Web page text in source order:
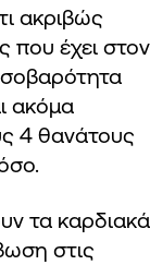
ακριβώς
που έχει στον
ακόμα
4 θανάτους
τα καρδιακά
στις